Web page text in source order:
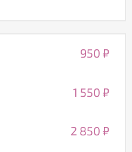
950 ₽
1 550 ₽
2 850 ₽